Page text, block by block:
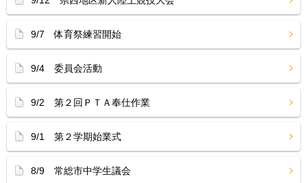
9/7 体育祭練習開始
9/4 委員会活動
9/2 第２回ＰＴＡ奉仕作業
9/1 第２学期始業式
8/9 常総市中学生議会